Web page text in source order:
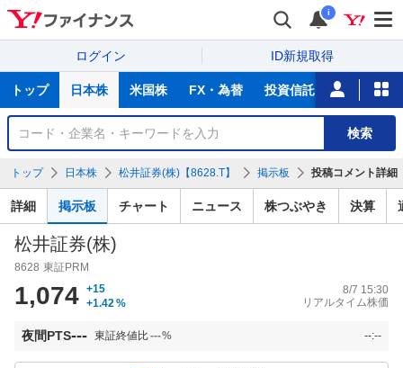
i
ログイン ID新規取得
サ
トップ 日本株 米国株 FX・為替 投資信託 ニュース
銘
検
索
検索
トップ 日本株 松井証券(株)【8628.T】 掲示板 投稿コメント詳細
詳細 掲示板 チャート ニュース 株つぶやき 決算
松井証券(株)
8628 東証PRM
1,074 +15
+1.42 %
8/7 15:30
リアルタイム株価
夜間PTS--- 東証終値比---% --:--